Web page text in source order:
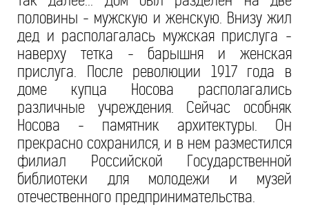
половины - мужскую и женскую. Внизу жил
дед и располагалась мужская прислуга -
наверху тетка - барышня и женская
прислуга. После революции 1917 года в
доме купца Носова располагались
различные учреждения. Сейчас особняк
Носова - памятник архитектуры. Он
прекрасно сохранился, и в нем разместился
филиал Российской Государственной
библиотеки для молодежи и музей
отечественного предпринимательства.